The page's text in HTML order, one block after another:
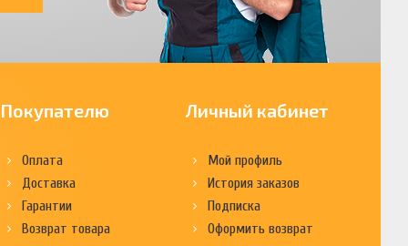
Покупателю
Оплата
Доставка
Гарантии
Возврат товара
Личный кабинет
Мой профиль
История заказов
Подписка
Оформить возврат